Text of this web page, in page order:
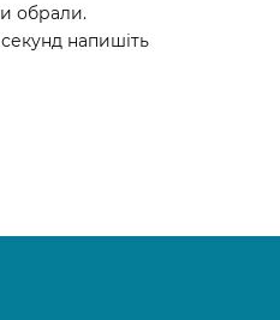
обрали.
напишіть